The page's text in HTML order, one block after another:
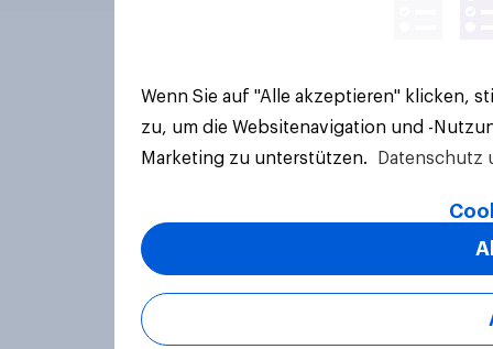
Wenn Sie auf "Alle akzeptieren" klicken,
zu, um die Websitenavigation und -
Marketing zu unterstützen.
Datenschutz